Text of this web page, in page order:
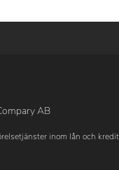
AB
inom lån och